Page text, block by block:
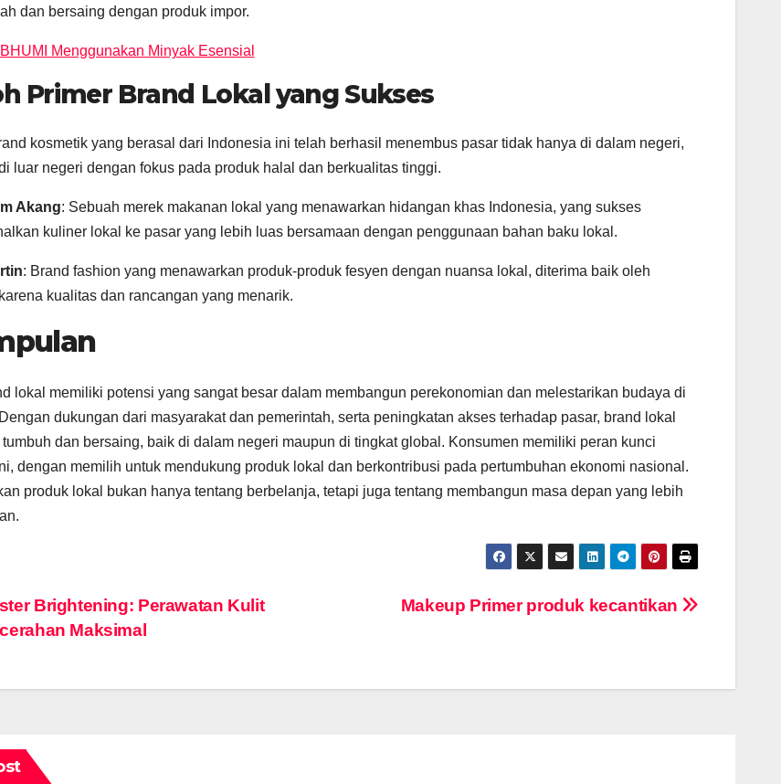
dan bersaing dengan produk impor.
BHUMI Menggunakan Minyak Esensial
Primer Brand Lokal yang Sukses
kosmetik yang berasal dari Indonesia ini telah berhasil menembus pasar tidak hanya di dalam negeri,
luar negeri dengan fokus pada produk halal dan berkualitas tinggi.
Akang: Sebuah merek makanan lokal yang menawarkan hidangan khas Indonesia, yang sukses
kuliner lokal ke pasar yang lebih luas bersamaan dengan penggunaan bahan baku lokal.
: Brand fashion yang menawarkan produk-produk fesyen dengan nuansa lokal, diterima baik oleh
kualitas dan rancangan yang menarik.
lokal memiliki potensi yang sangat besar dalam membangun perekonomian dan melestarikan budaya di
dukungan dari masyarakat dan pemerintah, serta peningkatan akses terhadap pasar, brand lokal
dan bersaing, baik di dalam negeri maupun di tingkat global. Konsumen memiliki peran kunci
dengan memilih untuk mendukung produk lokal dan berkontribusi pada pertumbuhan ekonomi nasional.
produk lokal bukan hanya tentang berbelanja, tetapi juga tentang membangun masa depan yang lebih
Makeup Primer produk kecantikan
Brightening: Perawatan Kulit
Maksimal